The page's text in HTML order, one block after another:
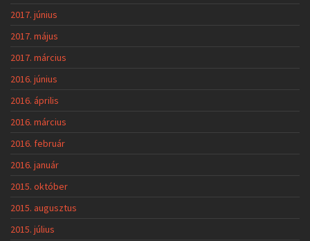
2017. június
2017. május
2017. március
2016. június
2016. április
2016. március
2016. február
2016. január
2015. október
2015. augusztus
2015. július